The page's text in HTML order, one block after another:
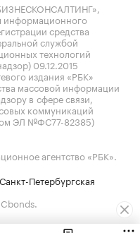
информационного
средства
службой
технологий
09.12.2015
издания «РБК»
массовой информации
в сфере связи,
коммуникаций
ЭЛ №ФС77-82385)
агентство «РБК».
Санкт-Петербургская